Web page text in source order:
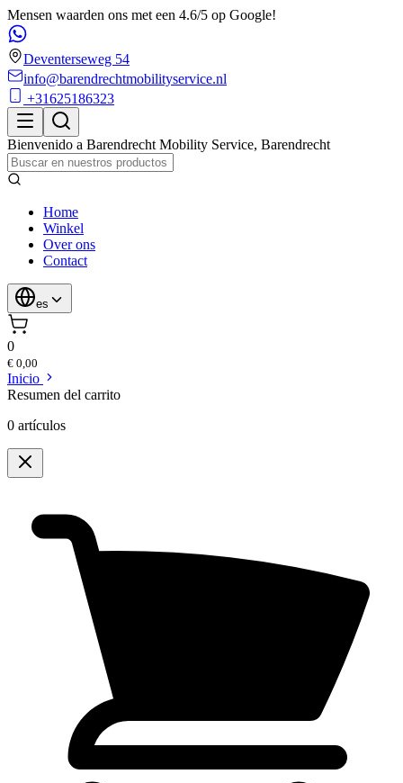
Mensen waarden ons met een 4.6/5 op Google!
Deventerseweg 54
info@barendrechtmobilityservice.nl
+31625186323
Bienvenido a Barendrecht Mobility Service, Barendrecht
Home
Winkel
Over ons
Contact
es
0
€ 0,00
Inicio
Resumen del carrito
0 artículos